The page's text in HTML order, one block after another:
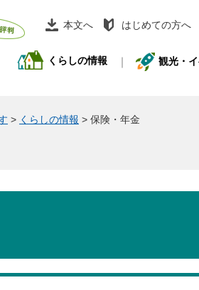
本文へ はじめての方へ
くらしの情報 観光・
> くらしの情報 > 保険・年金